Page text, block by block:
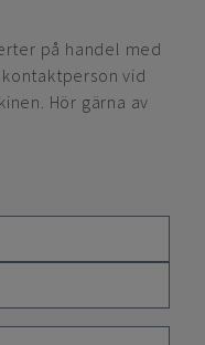
på handel med
vid
Hör gärna av